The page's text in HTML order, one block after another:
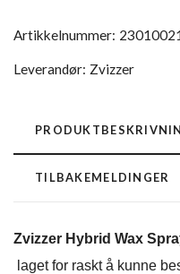
Artikkelnummer:
Leverandør: Zvizzer
TILBAKEMELDINGER
Zvizzer Hybrid Wax
laget for raskt å kunne